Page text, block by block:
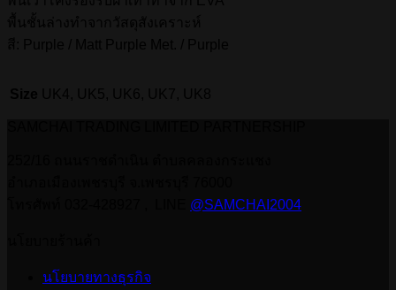
@SAMCHAI2004
นโยบายทางธุรกิจ